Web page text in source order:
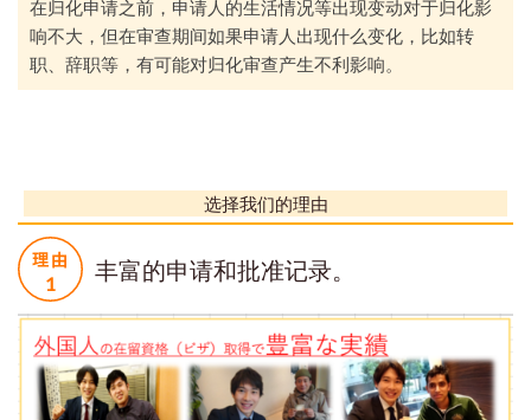
在归化申请之前，申请人的生活情况等出现变动对于归化影
响不大，但在审查期间如果申请人出现什么变化，比如转
职、辞职等，有可能对归化审查产生不利影响。
选择我们的理由
丰富的申请和批准记录。